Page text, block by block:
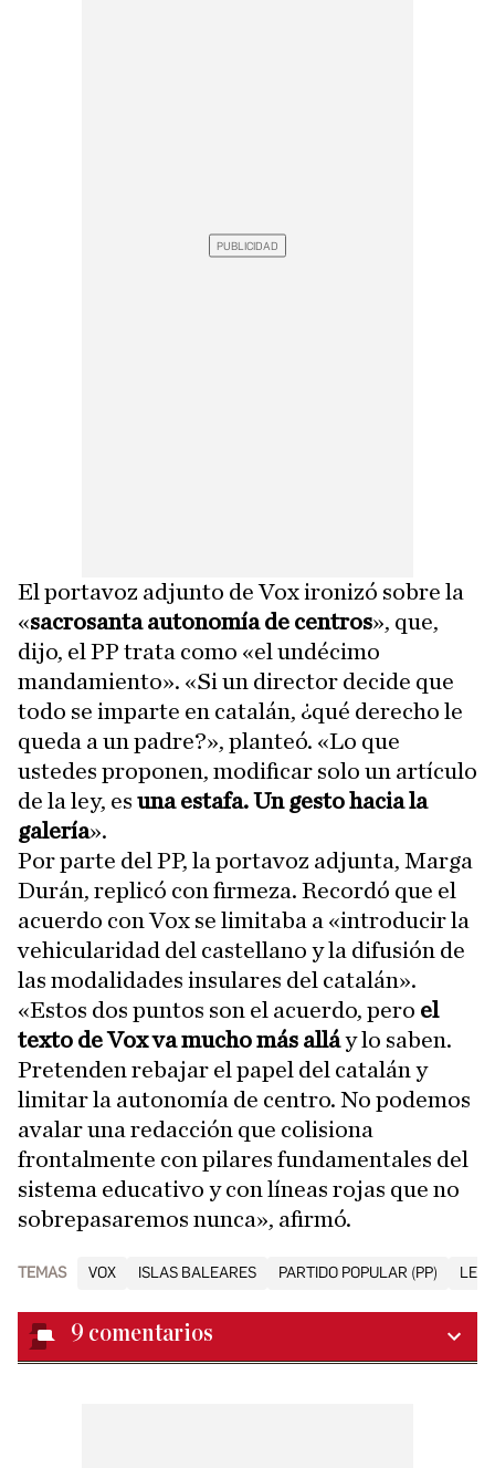
El portavoz adjunto de Vox ironizó sobre la
«sacrosanta autonomía de centros», que,
dijo, el PP trata como «el undécimo
mandamiento». «Si un director decide que
todo se imparte en catalán, ¿qué derecho le
queda a un padre?», planteó. «Lo que
ustedes proponen, modificar solo un artículo
de la ley, es una estafa. Un gesto hacia la
galería».
Por parte del PP, la portavoz adjunta, Marga
Durán, replicó con firmeza. Recordó que el
acuerdo con Vox se limitaba a «introducir la
vehicularidad del castellano y la difusión de
las modalidades insulares del catalán».
«Estos dos puntos son el acuerdo, pero el
texto de Vox va mucho más alláy lo saben.
Pretenden rebajar el papel del catalán y
limitar la autonomía de centro. No podemos
avalar una redacción que colisiona
frontalmente con pilares fundamentales del
sistema educativo y con líneas rojas que no
sobrepasaremos nunca», afirmó.
TEMAS VOX ISLAS BALEARES PARTIDO POPULAR (PP)
9 comentarios